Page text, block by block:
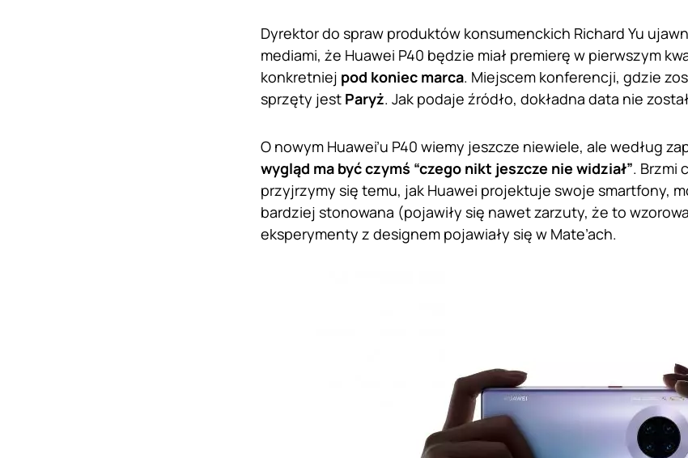
Dyrektor do spraw produktów konsumenckich Richard Yu
mediami, że Huawei P40 będzie miał premierę w pierwszym
konkretniej pod koniec marca. Miejscem konferencji, gdzie
sprzęty jest Paryż. Jak podaje źródło, dokładna data nie
O nowym Huawei’u P40 wiemy jeszcze niewiele, ale według
wygląd ma być czymś “czego nikt jeszcze nie widział”. Brzmi
przyjrzymy się temu, jak Huawei projektuje swoje smartfony,
bardziej stonowana (pojawiły się nawet zarzuty, że to
eksperymenty z designem pojawiały się w Mate’ach.